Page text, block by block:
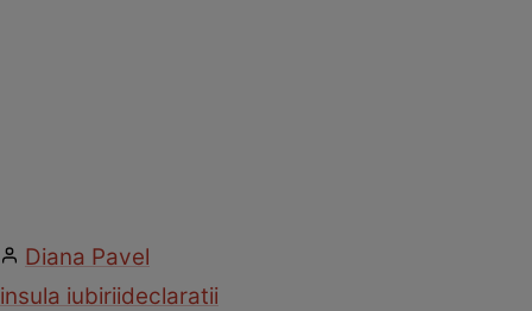
Diana Pavel
insula iubiriideclaratii